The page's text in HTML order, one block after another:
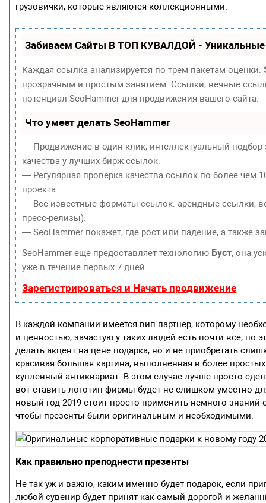
грузовички, которые являются коллекционными.
Забиваем Сайты В ТОП КУВАЛДОЙ - Уникальные
Каждая ссылка анализируется по трем пакетам оценки:
прозрачным и простым занятием. Ссылки, вечные
потенциал SeoHammer для продвижения вашего сайта.
Что умеет делать SeoHammer
— Продвижение в один клик, интеллектуальный
качества у лучших бирж ссылок.
— Регулярная проверка качества ссылок по более чем
проекта.
— Все известные форматы ссылок: арендные ссылки,
пресс-релизы).
— SeoHammer покажет, где рост или падение, а также
SeoHammer еще предоставляет технологию Буст, она
уже в течение первых 7 дней.
Зарегистрироваться и Начать продвижение
В каждой компании имеется вип партнер, которому
и ценностью, зачастую у таких людей есть почти все, по
делать акцент на цене подарка, но и не приобретать
красивая большая картина, выполненная в более
купленный антиквариат. В этом случае лучше просто
вот ставить логотип фирмы будет не слишком уместно
новый год 2019 стоит просто применить немного знаний
чтобы презенты были оригинальным и необходимыми.
Как правильно преподнести презенты
Не так уж и важно, каким именно будет подарок, если
любой сувенир будет принят как самый дорогой и